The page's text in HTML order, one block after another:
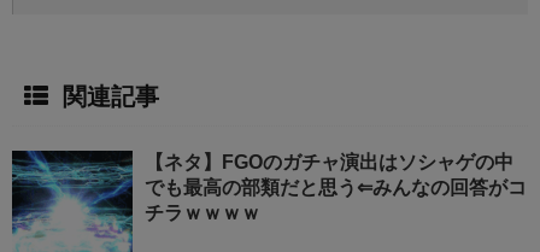
関連記事
【ネタ】FGOのガチャ演出はソシャゲの中
でも最高の部類だと思う⇐みんなの回答がコ
チラｗｗｗｗ